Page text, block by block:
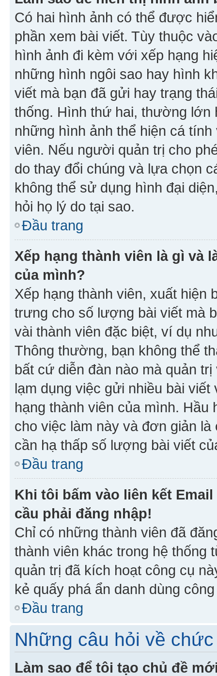
Có hai hình ảnh có thể được
phần xem bài viết. Tùy thuộc
hình ảnh đi kèm với xếp hạng
những hình ngôi sao hay hình
viết mà bạn đã gửi hay trạng
thống. Hình thứ hai, thường
những hình ảnh thể hiện cá
viên. Nếu người quản trị cho
do thay đổi chúng và lựa chọn
không thể sử dụng hình đại
hỏi họ lý do tại sao.
Đầu trang
Xếp hạng thành viên là gì và
của mình?
Xếp hạng thành viên, xuất
trưng cho số lượng bài viết mà
vài thành viên đặc biệt, ví dụ
Thông thường, bạn không thể
bất cứ diễn đàn nào mà quản
lạm dụng việc gửi nhiều bài
hạng thành viên của mình. Hầu
cho việc làm này và đơn giản
cần hạ thấp số lượng bài viết
Đầu trang
Khi tôi bấm vào liên kết
cầu phải đăng nhập!
Chỉ có những thành viên đã
thành viên khác trong hệ thống
quản trị đã kích hoạt công cụ
kẻ quấy phá ẩn danh dùng
Đầu trang
Những câu hỏi về
Làm sao để tôi tạo chủ đề